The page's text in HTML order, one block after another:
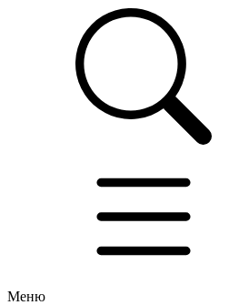
Меню